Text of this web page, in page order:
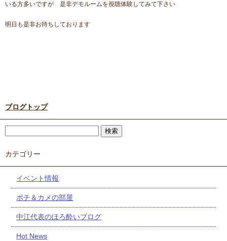
いる方多いですが 是非デモルームを視聴体験してみて下さい
明日も是非お待ちしております
ブログトップ
カテゴリー
イベント情報
ポチ＆カメの部屋
中江代表のほろ酔いブログ
Hot News